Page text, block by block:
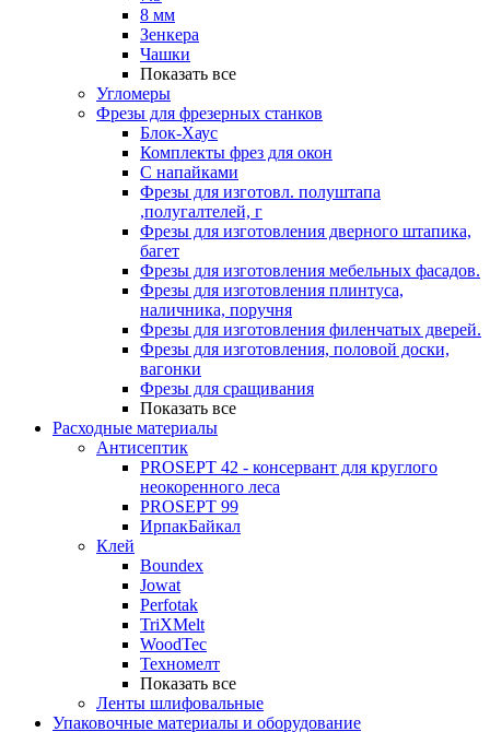
8 мм
Зенкера
Чашки
Показать все
Угломеры
Фрезы для фрезерных станков
Блок-Хаус
Комплекты фрез для окон
С напайками
Фрезы для изготовл. полуштапа
,полугалтелей, г
Фрезы для изготовления дверного штапика,
багет
Фрезы для изготовления мебельных фасадов.
Фрезы для изготовления плинтуса,
наличника, поручня
Фрезы для изготовления филенчатых дверей.
Фрезы для изготовления, половой доски,
вагонки
Фрезы для сращивания
Показать все
Расходные материалы
Антисептик
PROSEPT 42 - консервант для круглого
неокоренного леса
PROSEPT 99
ИрпакБайкал
Клей
Boundex
Jowat
Perfotak
TriXMelt
WoodTec
Техномелт
Показать все
Ленты шлифовальные
Упаковочные материалы и оборудование